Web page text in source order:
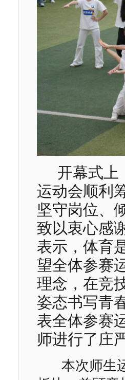
开幕式上
运动会顺利
坚守岗位、
致以衷心感
表示，体育
望全体参赛
理念，在竞
姿态书写青
表全体参赛
师进行了 庄
本次师生